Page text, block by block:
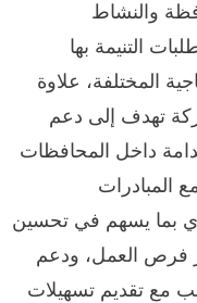
والنشاط
التنيمة بها
المختلفة، علاوة
تهدف إلى دعم
داخل المحافظات
المبادرات
بما يسهم في تحسين
فرص العمل، ودعم
مع تقديم تسهيلات